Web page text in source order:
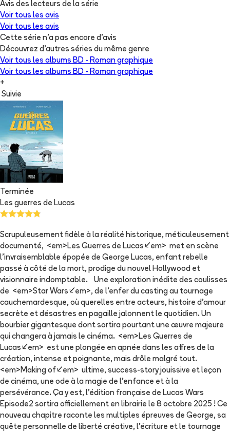
Avis des lecteurs de la série
Voir tous les avis
Voir tous les avis
Cette série n'a pas encore d'avis
Découvrez d'autres séries du même genre
Voir tous les albums BD - Roman graphique
Voir tous les albums BD - Roman graphique
+
Suivie
Terminée
Les guerres de Lucas
Scrupuleusement fidèle à la réalité historique, méticuleusement
documenté, <em>Les Guerres de Lucas</em> met en scène
l’invraisemblable épopée de George Lucas, enfant rebelle
passé à côté de la mort, prodige du nouvel Hollywood et
visionnaire indomptable. Une exploration inédite des coulisses
de <em>Star Wars</em>, de l’enfer du casting au tournage
cauchemardesque, où querelles entre acteurs, histoire d’amour
secrète et désastres en pagaille jalonnent le quotidien. Un
bourbier gigantesque dont sortira pourtant une œuvre majeure
qui changera à jamais le cinéma. <em>Les Guerres de
Lucas</em> est une plongée en apnée dans les affres de la
création, intense et poignante, mais drôle malgré tout.
<em>Making of</em> ultime, success-story jouissive et leçon
de cinéma, une ode à la magie de l’enfance et à la
persévérance. Ça y est, l'édition française de Lucas Wars
Episode2 sortira officiellement en librairie le 8 octobre 2025 ! Ce
nouveau chapitre raconte les multiples épreuves de George, sa
quête personnelle de liberté créative, l'écriture et le tournage